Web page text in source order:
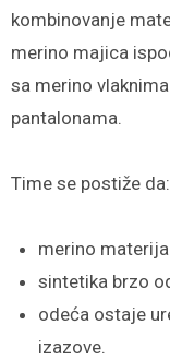
kombinovanje
merino majica
sa merino
pantalonama.
Time se postiže da:
merino
sintetika brzo
odeća ostaje
izazove.